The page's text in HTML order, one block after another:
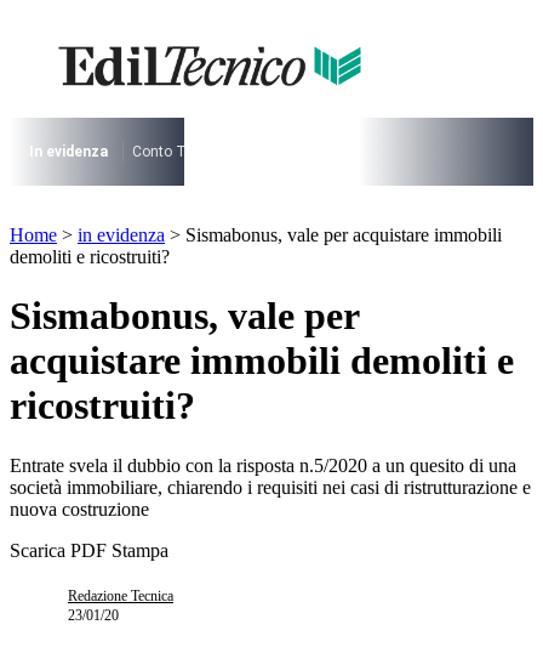
contenuto
I più cercati
Lorem ipsum dolor sit amet consectetur
Lorem ipsum dolor sit amet consectetur
In evidenza Conto Termico
I più cercati
Lorem ipsum dolor sit amet consectetur
Lorem ipsum dolor sit amet consectetur
Home > in evidenza > Sismabonus, vale per acquistare immobili
demoliti e ricostruiti?
Sismabonus, vale per
acquistare immobili demoliti e
ricostruiti?
Entrate svela il dubbio con la risposta n.5/2020 a un quesito di una
società immobiliare, chiarendo i requisiti nei casi di ristrutturazione e
nuova costruzione
Scarica PDF Stampa
Redazione Tecnica
23/01/20